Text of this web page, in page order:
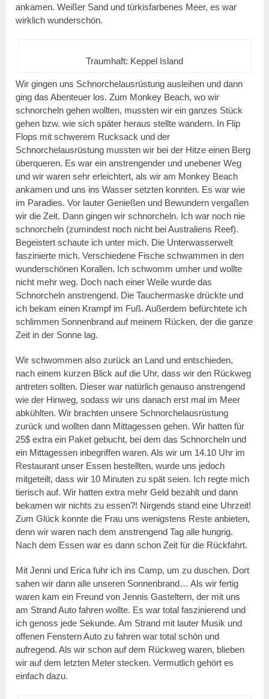
ankamen. Weißer Sand und türkisfarbenes Meer, es war
wirklich wunderschön.
Traumhaft: Keppel Island
Wir gingen uns Schnorchelausrüstung ausleihen und dann
ging das Abenteuer los. Zum Monkey Beach, wo wir
schnorcheln gehen wollten, mussten wir ein ganzes Stück
gehen bzw. wie sich später heraus stellte wandern. In Flip
Flops mit schwerem Rucksack und der
Schnorchelausrüstung mussten wir bei der Hitze einen Berg
überqueren. Es war ein anstrengender und unebener Weg
und wir waren sehr erleichtert, als wir am Monkey Beach
ankamen und uns ins Wasser setzten konnten. Es war wie
im Paradies. Vor lauter Genießen und Bewundern vergaßen
wir die Zeit. Dann gingen wir schnorcheln. Ich war noch nie
schnorcheln (zumindest noch nicht bei Australiens Reef).
Begeistert schaute ich unter mich. Die Unterwasserwelt
faszinierte mich. Verschiedene Fische schwammen in den
wunderschönen Korallen. Ich schwomm umher und wollte
nicht mehr weg. Doch nach einer Weile wurde das
Schnorcheln anstrengend. Die Tauchermaske drückte und
ich bekam einen Krampf im Fuß. Außerdem befürchtete ich
schlimmen Sonnenbrand auf meinem Rücken, der die ganze
Zeit in der Sonne lag.
Wir schwommen also zurück an Land und entschieden,
nach einem kurzen Blick auf die Uhr, dass wir den Rückweg
antreten sollten. Dieser war natürlich genauso anstrengend
wie der Hinweg, sodass wir uns danach erst mal im Meer
abkühlten. Wir brachten unsere Schnorchelausrüstung
zurück und wollten dann Mittagessen gehen. Wir hatten für
25$ extra ein Paket gebucht, bei dem das Schnorcheln und
ein Mittagessen inbegriffen waren. Als wir um 14.10 Uhr im
Restaurant unser Essen bestellten, wurde uns jedoch
mitgeteilt, dass wir 10 Minuten zu spät seien. Ich regte mich
tierisch auf. Wir hatten extra mehr Geld bezahlt und dann
bekamen wir nichts zu essen?! Nirgends stand eine Uhrzeit!
Zum Glück konnte die Frau uns wenigstens Reste anbieten,
denn wir waren nach dem anstrengend Tag alle hungrig.
Nach dem Essen war es dann schon Zeit für die Rückfahrt.
Mit Jenni und Erica fuhr ich ins Camp, um zu duschen. Dort
sahen wir dann alle unseren Sonnenbrand… Als wir fertig
waren kam ein Freund von Jennis Gasteltern, der mit uns
am Strand Auto fahren wollte. Es war total faszinierend und
ich genoss jede Sekunde. Am Strand mit lauter Musik und
offenen Fenstern Auto zu fahren war total schön und
aufregend. Als wir schon auf dem Rückweg waren, blieben
wir auf dem letzten Meter stecken. Vermutlich gehört es
einfach dazu.